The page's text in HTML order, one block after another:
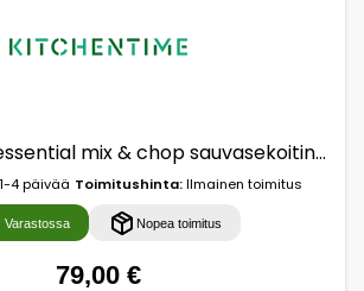
Wilfa SM-1FP essential mix & chop sauvasekoitinsetti Hopea
4 päivää Toimitushinta:Ilmainen toimitus
Varastossa Nopea toimitus
79,00 €